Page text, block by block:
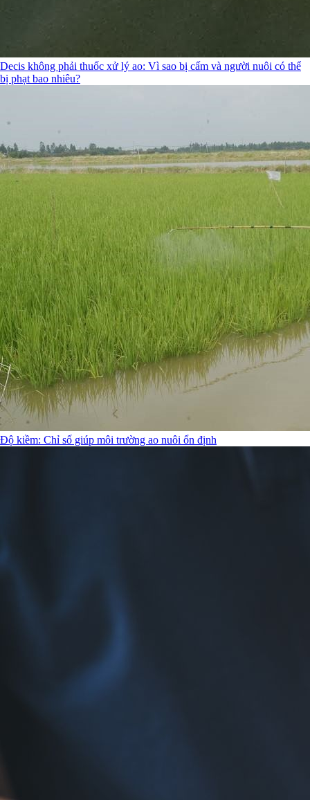
Decis không phải thuốc xử lý ao: Vì sao bị cấm và người nuôi có thể
bị phạt bao nhiêu?
Độ kiềm: Chỉ số giúp môi trường ao nuôi ổn định